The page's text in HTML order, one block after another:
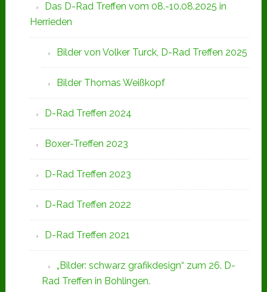
Das D-Rad Treffen vom 08.-10.08.2025 in
Herrieden
Bilder von Volker Turck, D-Rad Treffen 2025
Bilder Thomas Weißkopf
D-Rad Treffen 2024
Boxer-Treffen 2023
D-Rad Treffen 2023
D-Rad Treffen 2022
D-Rad Treffen 2021
„Bilder: schwarz grafikdesign“ zum 26. D-
Rad Treffen in Bohlingen.